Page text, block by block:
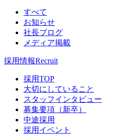
すべて
お知らせ
社長ブログ
メディア掲載
採用情報Recruit
採用TOP
大切にしていること
スタッフインタビュー
募集要項（新卒）
中途採用
採用イベント